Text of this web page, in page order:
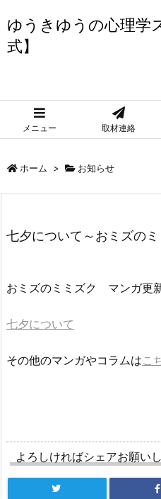
ゆうきゆうの心理学
式】
メニュー 取材連絡
ホーム > お知らせ
七夕について～おミズのミ
おミズのミミズク マンガ更
七夕について
その他のマンガやコラムはこ
よろしければシェアお願い